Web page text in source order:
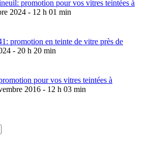
promotion pour vos vitres teintées à
2024 - 12 h 01 min
promotion en teinte de vitre près de
- 20 h 20 min
pour vos vitres teintées à
2016 - 12 h 03 min